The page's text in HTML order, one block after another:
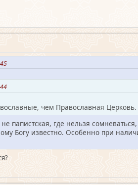
чем Православная Церковь.
папистская, где нельзя
Богу известно. Особенно при